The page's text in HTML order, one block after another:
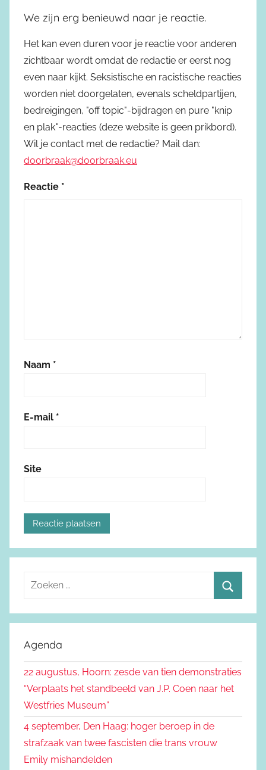
We zijn erg benieuwd naar je reactie.
Het kan even duren voor je reactie voor anderen
zichtbaar wordt omdat de redactie er eerst nog
even naar kijkt. Seksistische en racistische reacties
worden niet doorgelaten, evenals scheldpartijen,
bedreigingen, "off topic"-bijdragen en pure "knip
en plak"-reacties (deze website is geen prikbord).
Wil je contact met de redactie? Mail dan:
doorbraak@doorbraak.eu
Reactie *
Naam *
E-mail *
Site
e
e
n
r
:
o
e
n
Agenda
22 augustus, Hoorn: zesde van tien demonstraties
“Verplaats het standbeeld van J.P. Coen naar het
Westfries Museum”
4 september, Den Haag: hoger beroep in de
strafzaak van twee fascisten die trans vrouw
Emily mishandelden